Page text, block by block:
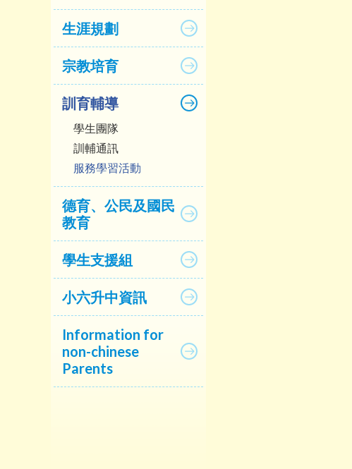
生涯規劃
宗教培育
訓育輔導
學生團隊
訓輔通訊
服務學習活動
德育、公民及國民
教育
學生支援組
小六升中資訊
Information for
non-chinese
Parents